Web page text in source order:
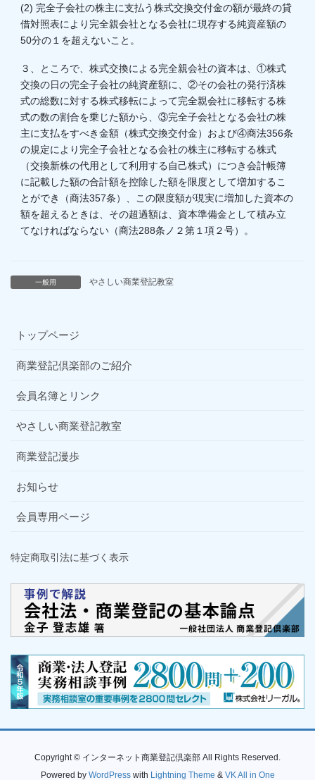
(2) 完全子会社の株主に支払う株式交換交付金の額が最終の貸
借対照表により完全親会社となる会社に現存する純資産額の
50分の１を超えないこと。
３、ところで、株式交換による完全親会社の資本は、①株式
交換の日の完全子会社の純資産額に、②その会社の発行済株
式の総数に対する株式移転によって完全親会社に移転する株
式の数の割合を乗じた額から、③完全子会社となる会社の株
主に支払をすべき金額（株式交換交付金）および④商法356条
の規定により完全子会社となる会社の株主に移転する株式
（交換新株の代用として利用する自己株式）につき会計帳簿
に記載した額の合計額を控除した額を限度として増加するこ
とができ（商法357条）、この限度額が現実に増加した資本の
額を超えるときは、その超過額は、資本準備金として積み立
てなければならない（商法288条ノ２第１項２号）。
一般用 やさしい商業登記教室
トップページ
商業登記倶楽部のご紹介
会員名簿とリンク
やさしい商業登記教室
商業登記漫歩
お知らせ
会員専用ページ
特定商取引法に基づく表示
Copyright © インターネット商業登記倶楽部 All Rights Reserved.
Powered by WordPresswith Lightning Theme & VK All in One